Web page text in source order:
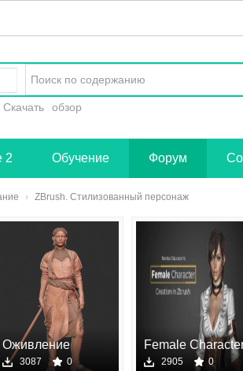
Скачать обзор
2 Обучение Форум
› ZBrush. Стилизованный персонаж
Оживление
Одежды в ZBrus
3087 0
Female
Creation in Zbrush
2905 0